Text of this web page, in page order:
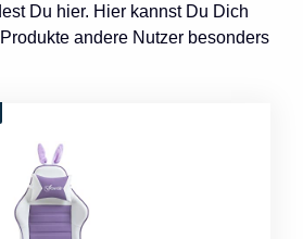
Du hier. Hier kannst Du Dich
andere Nutzer besonders